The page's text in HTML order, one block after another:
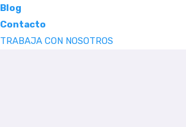
Blog
Contacto
TRABAJA CON NOSOTROS